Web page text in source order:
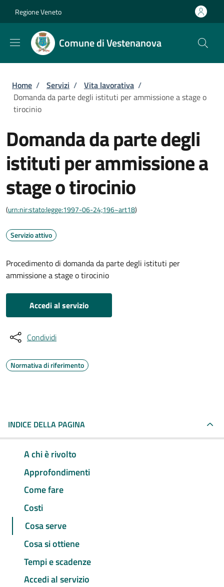
Regione Veneto
Comune di Vestenanova
Briciole di pane
Home / Servizi / Vita lavorativa /
Domanda da parte degli istituti per ammissione a stage o
tirocinio
Domanda da parte degli
istituti per ammissione a
stage o tirocinio
(urn:nir:stato:legge:1997-06-24;196~art18)
Servizio attivo
Procedimento di domanda da parte degli istituti per
ammissione a stage o tirocinio
Accedi al servizio
Condividi
Normativa di riferimento
INDICE DELLA PAGINA
A chi è rivolto
Approfondimenti
Come fare
Costi
Cosa serve
Cosa si ottiene
Tempi e scadenze
Accedi al servizio